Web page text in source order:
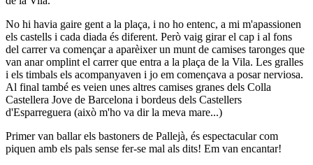
No hi havia gaire gent a la plaça, i no ho entenc, a mi m'apassionen
els castells i cada diada és diferent. Però vaig girar el cap i al fons
del carrer va començar a aparèixer un munt de camises taronges que
van anar omplint el carrer que entra a la plaça de la Vila. Les gralles
i els timbals els acompanyaven i jo em començava a posar nerviosa.
Al final també es veien unes altres camises granes dels Colla
Castellera Jove de Barcelona i bordeus dels Castellers
d'Esparreguera (això m'ho va dir la meva mare...)
Primer van ballar els bastoners de Pallejà, és espectacular com
piquen amb els pals sense fer-se mal als dits! Em van encantar!